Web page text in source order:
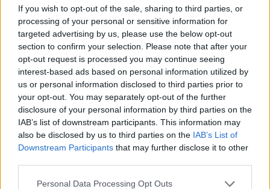
If you wish to opt-out of the sale, sharing to third parties, or
processing of your personal or sensitive information for
targeted advertising by us, please use the below opt-out
section to confirm your selection. Please note that after your
opt-out request is processed you may continue seeing
interest-based ads based on personal information utilized by
us or personal information disclosed to third parties prior to
your opt-out. You may separately opt-out of the further
disclosure of your personal information by third parties on the
IAB’s list of downstream participants. This information may
also be disclosed by us to third parties on the IAB’s List of
Downstream Participants that may further disclose it to other
Personal Data Processing Opt Outs
Baldis Basics 32bit es un juego educativo independiente de
terror y comedia desarrollado por Micah McGonigal bajo el
seudónimo "Mystman12." Lanzado en 2018, ganó
popularidad debido a su atmósfera surrealista e
inquietante mezclada con elementos de juegos educativos
clásicos. Si recuerdas los juegos educativos estándar de
Windows de los años 90, juegos entonces te encantará este
juego. Rinde homenaje a esos juegos clásicos ‘90s en
Windows, pero con el elemento de terror añadido. El
objetivo del juego es evitar a un malvado profesor llamado
Baldi y a sus secuaces. Puedes evitarlos recogiendo varios
cuadernos y resolviendo diferentes preguntas de